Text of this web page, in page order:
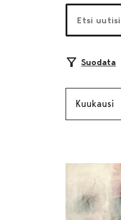
Suodata